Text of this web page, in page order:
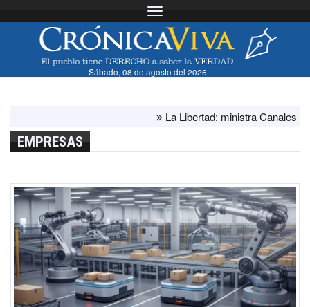
Toggle navigation
Sábado, 08 de agosto del 2026
La Libertad: ministra Canales
EMPRESAS